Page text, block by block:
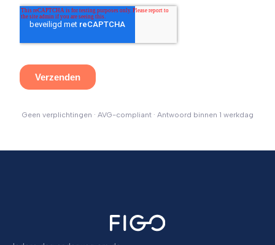
Geen verplichtingen · AVG-compliant · Antwoord binnen 1 werkdag